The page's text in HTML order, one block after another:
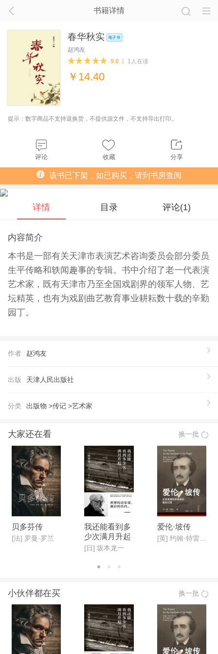
书籍详情
春华秋实
赵鸿友
9.8
1人在读
￥ 14.40
提示：数字商品不支持退换货，不提供源文件，不支持导出打印。
评论 收藏 分享
该书已下架，如已购买，请到书房查阅
详情 目录 评论(1)
内容简介
本书是一部有关天津市表演艺术咨询委员会部分委员
生平传略和轶闻趣事的专辑。书中介绍了老一代表演
艺术家，既有天津市乃至全国戏剧界的领军人物、艺
坛精英，也有为戏剧曲艺教育事业耕耘数十载的辛勤
园丁。
作者 赵鸿友
出版 天津人民出版社
分类 出版物 >传记 >艺术家
大家还在看 换一批
贝多芬传
[法] 罗曼·罗兰
我还能看到多
少次满月升起
[日] 坂本龙一
爱伦·坡传
[英] 约翰·特雷什著 ; 李永学译
小伙伴都在买 换一批